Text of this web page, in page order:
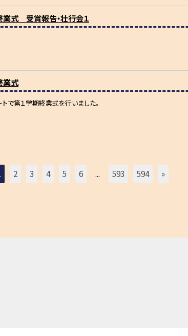
終業式 受賞報告・壮行会１
業式
で第１学期終業式を行いました。
2 3 4 5 6 ... 593 594 »